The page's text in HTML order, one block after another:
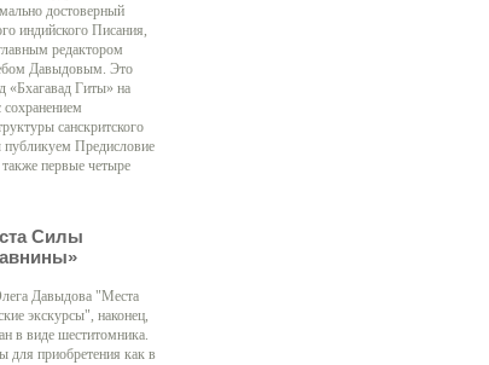
достоверный
индийского Писания,
редактором
Давыдовым. Это
«Бхагавад Гиты» на
сохранением
санскритского
Предисловие
также первые четыре
Силы
Давыдова "Места
экскурсы", наконец,
в виде шеститомника.
для приобретения как в